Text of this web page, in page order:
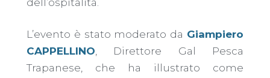
L’evento è stato moderato da Giampiero
CAPPELLINO, Direttore Gal Pesca
Trapanese, che ha illustrato come